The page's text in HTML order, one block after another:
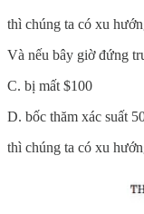
thì chúng ta có xu
Và nếu bây giờ đứng
C. bị mất $100
D. bốc thăm xác suất
thì chúng ta có xu